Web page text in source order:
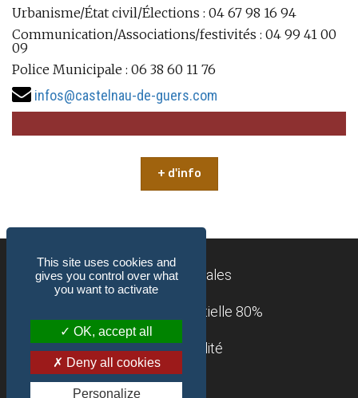
Urbanisme/État civil/Élections : 04 67 98 16 94
Communication/Associations/festivités : 04 99 41 00
09
Police Municipale : 06 38 60 11 76
infos@castelnau-de-guers.com
+ d'info
Mentions légales
Accessibilité : partielle 80%
Confidentialité
Contact
This site uses cookies and
gives you control over what
you want to activate
OK, accept all
Deny all cookies
Personalize